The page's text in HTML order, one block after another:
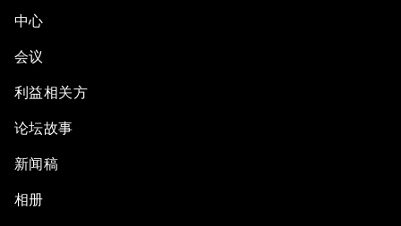
中心
会议
利益相关方
论坛故事
新闻稿
相册